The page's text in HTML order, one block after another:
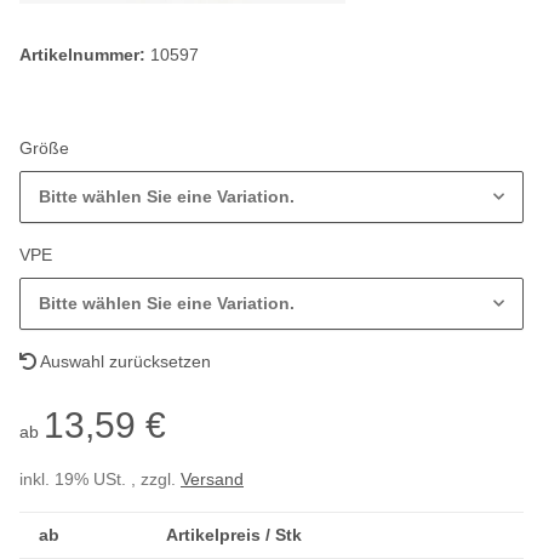
Artikelnummer: 10597
Größe
Bitte wählen Sie eine Variation.
VPE
Bitte wählen Sie eine Variation.
Auswahl zurücksetzen
ab 13,59 €
inkl. 19% USt. , zzgl. Versand
ab Artikelpreis / Stk